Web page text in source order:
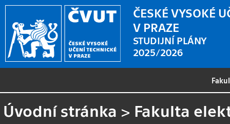
ČESKÉ VYSOKÉ
V PRAZE
STUDIJNÍ PLÁNY
2025/2026
Úvodní stránka > Fakulta